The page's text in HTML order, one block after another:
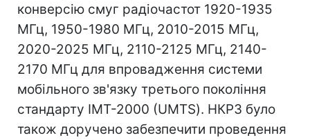
конверсію смуг радіочастот 1920-1935
МГц, 1950-1980 МГц, 2010-2015 МГц,
2020-2025 МГц, 2110-2125 МГц, 2140-
2170 МГц для впровадження системи
мобільного зв'язку третього покоління
стандарту ІМТ-2000 (UMTS). НКРЗ було
також доручено забезпечити проведення